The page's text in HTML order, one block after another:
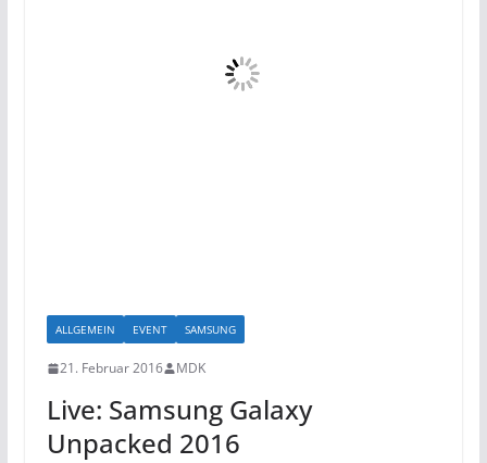
ALLGEMEIN EVENT SAMSUNG
21. Februar 2016 MDK
Live: Samsung Galaxy
Unpacked 2016